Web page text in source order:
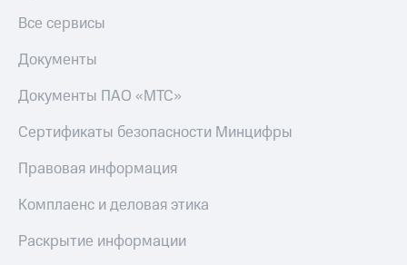
Все сервисы
Документы
Документы ПАО «МТС»
Сертификаты безопасности Минцифры
Правовая информация
Комплаенс и деловая этика
Раскрытие информации